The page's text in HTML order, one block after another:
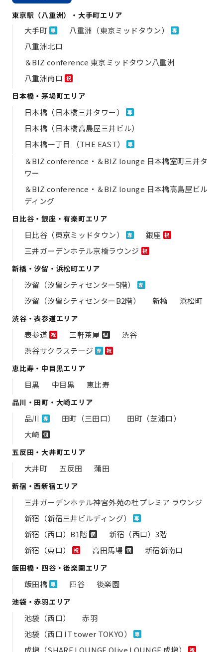
東京駅（八重洲）・大手町エリア
大手町 専 八重洲（東京ミッドタウン） 専
八重洲北口
＆BIZ conference 東京ミッドタウン八重洲
八重洲南口 祝
日本橋・茅場町エリア
日本橋（日本橋三井タワー） 専
日本橋（日本橋高島屋三井ビル）
日本橋一丁目 （THE EAST）
専
＆BIZ conference・＆BIZ lounge 日本橋室町三井タ
ワー
＆BIZ conference・＆BIZ lounge 日本橋髙島屋ビル
ディング
日比谷・銀座・有楽町エリア
日比谷（東京ミッドタウン） 専 銀座 祝
三井ガーデンホテル京橋ラウンジ 祝
新橋・汐留・浜松町エリア
汐留（汐留シティセンター5階） 専
汐留（汐留シティセンターB2階） 新橋 浜松町
渋谷・表参道エリア
表参道 祝 三軒茶屋 個
渋谷
渋谷サクラステージ 専 祝
恵比寿・中目黒エリア
目黒 中目黒 恵比寿
品川・田町・大崎エリア
品川 専 田町（三田口）
田町（芝浦口）
大崎 個
五反田・大井町エリア
大井町 五反田 蒲田
新宿・西新宿エリア
三井ガーデンホテル神宮外苑の​杜プレミア ラウンジ
新宿（新宿三井ビルディング）
専
新宿（西口）B1階 個
新宿（西口）3階
新宿（東口）
祝 高田馬場 個 新宿新南口
飯田橋・四谷・後楽園エリア
飯田橋 専 四谷 後楽園
池袋・赤羽エリア
池袋（西口）
赤羽
池袋（西口 IT tower TOKYO）
専
成増（SHARE LOUNGE Olive LOUNGE 成増） 祝